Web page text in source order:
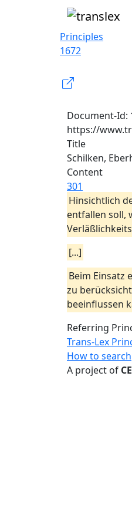
Principles
1672
Document-Id:
https://
Title
Schilken,
Content
301
Hinsichtlich
entfallen soll,
[...]
Beim Einsatz
zu
beeinflussen
Referring
Trans-Lex
How to search
A project of